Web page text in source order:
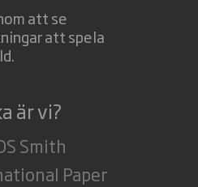
att se
att spela
är vi?
Smith
Paper